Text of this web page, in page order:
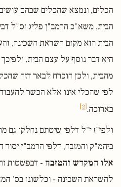
הכלים, ונמצא שהכלים שבהם
הבית, משא"כ הרמב"ן פליג וס"ל
הבית הוא מקום השראת השכינה,
היא דבר נוסף על עצם הבית,
מהבית, ולכן הוכרח לבאר דזה
לפי שהכלי אינו אלא הכשר
בארוכה.[2]
ולפי"ז י"ל דלפי שיטתם נחלקו גם
ביהמ"ק והמזבח, דלפי הרמב"ן יסוד
אלו המקדש והמזבח - דבפשטות
להשראת השכינה - וכלשונו בס'